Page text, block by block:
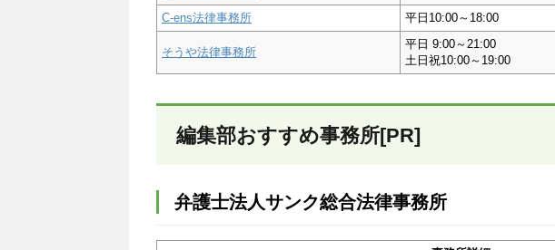
C-ens法律事務所
平日10:00～18:00
そうや法律事務所
平日 9:00～21:00
土日祝10:00～19:00
編集部おすすめ事務所[PR]
弁護士法人サンク総合法律事務所